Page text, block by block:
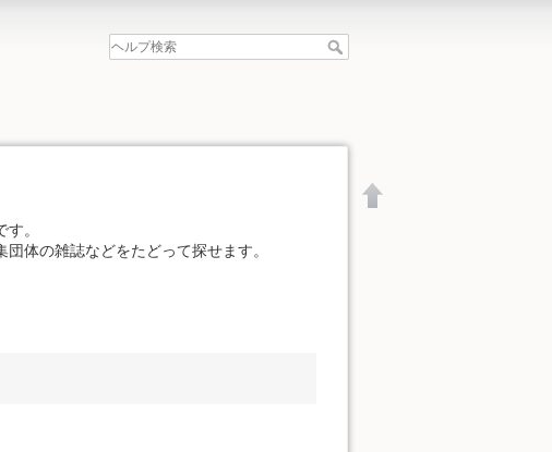
。
体の雑誌などをたどって探せます。